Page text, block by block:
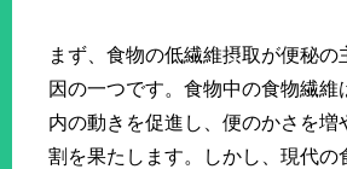
まず、食物の低繊維摂取が便秘の
因の一つです。食物中の食物繊維
内の動きを促進し、便のかさを増
割を果たします。しかし、現代の